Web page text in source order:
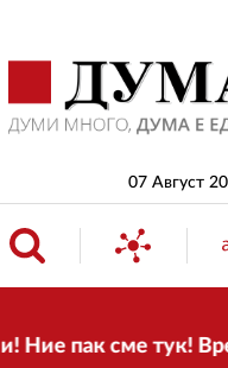
07 Август
пак сме тук!
БЪЛГАРИЯ
ИКОНОМИКА
ИЗБОРИ
СВЯТ